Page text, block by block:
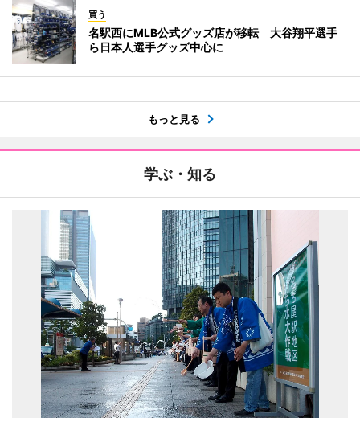
買う
名駅西にMLB公式グッズ店が移転 大谷翔平選手
ら日本人選手グッズ中心に
もっと見る
学ぶ・知る